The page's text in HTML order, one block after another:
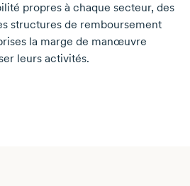
propres à chaque secteur, des
structures de remboursement
la marge de manœuvre
leurs activités.